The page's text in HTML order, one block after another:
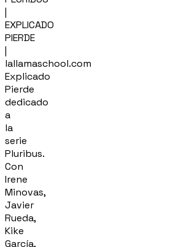
|
EXPLICADO
PIERDE
|
lallamaschool.com
Explicado
Pierde
dedicado
a
la
serie
Pluribus.
Con
Irene
Minovas,
Javier
Rueda,
Kike
García,